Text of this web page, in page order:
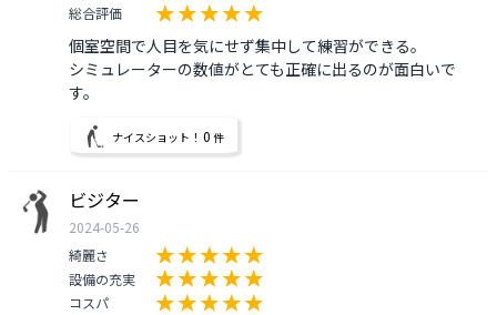
総合評価
個室空間で人目を気にせず集中して練習ができる。
シミュレーターの数値がとても正確に出るのが面白いで
す。
ナイスショット！ 0 件
ビジター
2024-05-26
綺麗さ
設備の充実
コスパ